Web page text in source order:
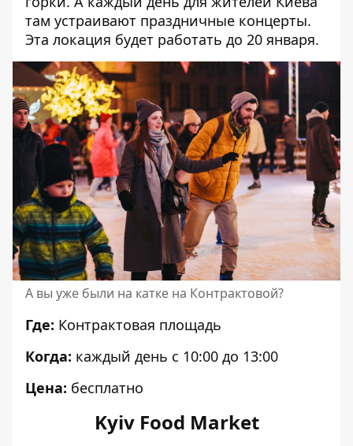
там устраивают праздничные концерты.
Эта локация будет работать до 20 января.
А вы уже были на катке на Контрактовой?
Где: Контрактовая площадь
Когда: каждый день с 10:00 до 13:00
Цена: бесплатно
Kyiv Food Market